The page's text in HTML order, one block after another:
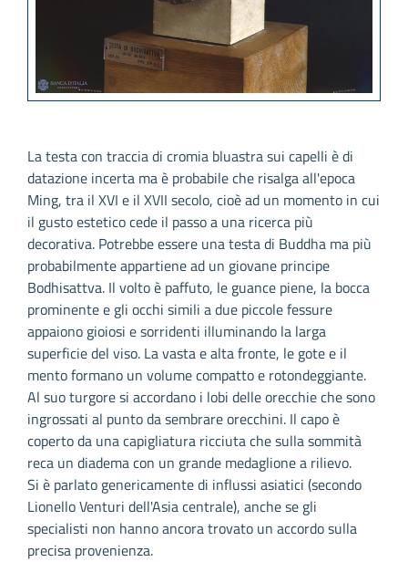
La testa con traccia di cromia bluastra sui capelli è di
datazione incerta ma è probabile che risalga all'epoca
Ming, tra il XVI e il XVII secolo, cioè ad un momento in cui
il gusto estetico cede il passo a una ricerca più
decorativa. Potrebbe essere una testa di Buddha ma più
probabilmente appartiene ad un giovane principe
Bodhisattva. Il volto è paffuto, le guance piene, la bocca
prominente e gli occhi simili a due piccole fessure
appaiono gioiosi e sorridenti illuminando la larga
superficie del viso. La vasta e alta fronte, le gote e il
mento formano un volume compatto e rotondeggiante.
Al suo turgore si accordano i lobi delle orecchie che sono
ingrossati al punto da sembrare orecchini. Il capo è
coperto da una capigliatura ricciuta che sulla sommità
reca un diadema con un grande medaglione a rilievo.
Si è parlato genericamente di influssi asiatici (secondo
Lionello Venturi dell'Asia centrale), anche se gli
specialisti non hanno ancora trovato un accordo sulla
precisa provenienza.